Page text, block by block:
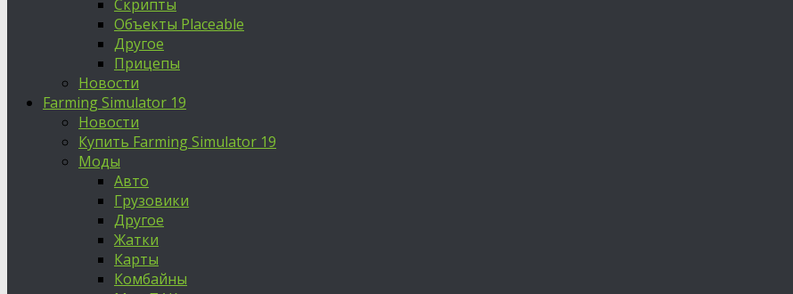
Скрипты
Объекты Placeable
Другое
Прицепы
Новости
Farming Simulator 19
Новости
Купить Farming Simulator 19
Моды
Авто
Грузовики
Другое
Жатки
Карты
Комбайны